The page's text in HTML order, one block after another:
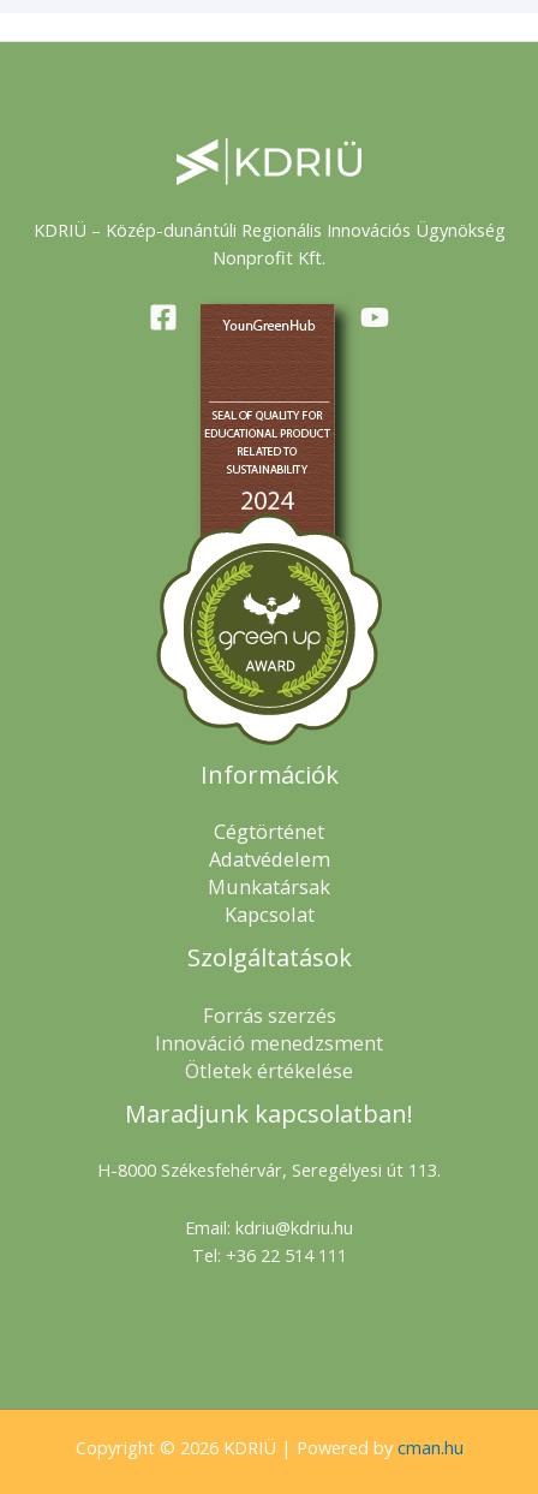
KDRIÜ – Közép-dunántúli Regionális Innovációs Ügynökség
Nonprofit Kft.
Információk
Cégtörténet
Adatvédelem
Munkatársak
Kapcsolat
Szolgáltatások
Forrás szerzés
Innováció menedzsment
Ötletek értékelése
Maradjunk kapcsolatban!
H-8000 Székesfehérvár, Seregélyesi út 113.
Email: kdriu@kdriu.hu
Tel: +36 22 514 111
Copyright © 2026 KDRIÜ | Powered by cman.hu